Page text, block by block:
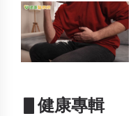
▋健康專輯